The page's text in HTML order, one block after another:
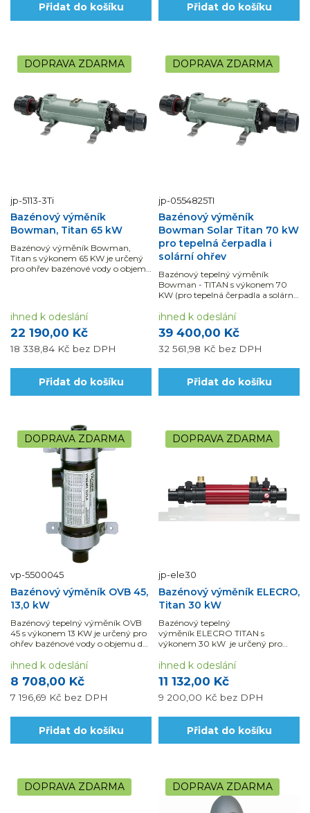
Přidat do košíku Přidat do košíku
DOPRAVA ZDARMA
jp-5113-3Ti
Bazénový výměník
Bowman, Titan 65 kW
Bazénový výměník Bowman,
Titan s výkonem 65 KW je určený
pro ohřev bazénové vody o objemu
22 190,00 Kč
18 338,84 Kč bez DPH
ihned k odeslání
Přidat do košíku
DOPRAVA ZDARMA
jp-0554825TI
Bazénový výměník
Bowman Solar Titan 70 kW
pro tepelná čerpadla i
solární ohřev
Bazénový tepelný výměník
Bowman - TITAN s výkonem 70
KW (pro tepelná čerpadla a solární
bazénové vody o objemu 25 - 40
m3. Odolný mořské i slané vodě.
39 400,00 Kč
32 561,98 Kč bez DPH
ihned k odeslání
Přidat do košíku
DOPRAVA ZDARMA
vp-5500045
Bazénový výměník OVB 45,
13,0 kW
Bazénový tepelný výměník OVB
45 s výkonem 13 KW je určený pro
ohřev bazénové vody o objemu do
montáže a dodávky materiálu s
DPH ve snížené sazbě.
8 708,00 Kč
7 196,69 Kč bez DPH
ihned k odeslání
Přidat do košíku
DOPRAVA ZDARMA
jp-ele30
Bazénový výměník ELECRO,
Titan 30 kW
Bazénový tepelný
výměník ELECRO TITAN s
výkonem 30 kW je určený pro
20 m3.
11 132,00 Kč
9 200,00 Kč bez DPH
ihned k odeslání
Přidat do košíku
DOPRAVA ZDARMA DOPRAVA ZDARMA